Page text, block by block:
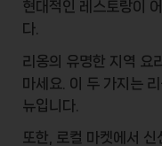
현대적인 레스토랑이
다.
리옹의 유명한 지역 요
마세요. 이 두 가지는
뉴입니다.
또한, 로컬 마켓에서 신